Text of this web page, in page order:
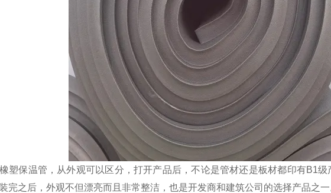
塑保温管，从外观可以区分，打开产品后，不论是管材还是板材都印有B1
完之后，外观不但漂亮而且非常整洁，也是开发商和建筑公司的选择产品之一